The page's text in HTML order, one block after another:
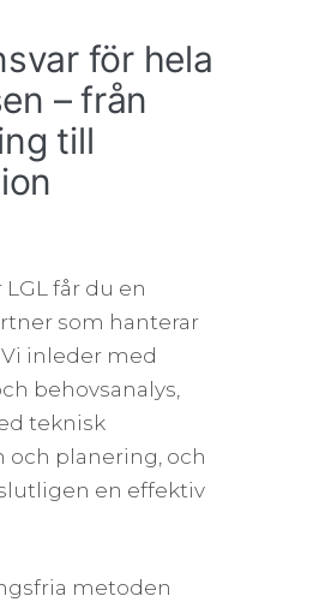
för hela
– från
till
får du en
som hanterar
inleder med
behovsanalys,
teknisk
och planering, och
en effektiv
metoden